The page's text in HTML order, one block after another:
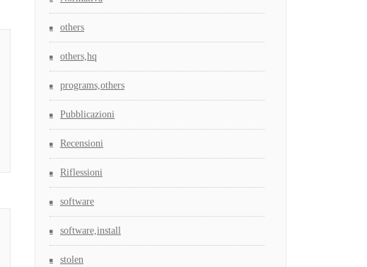
others
others,hq
programs,others
Pubblicazioni
Recensioni
Riflessioni
software
software,install
stolen